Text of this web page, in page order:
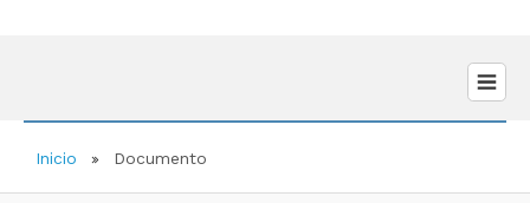
Inicio Documento